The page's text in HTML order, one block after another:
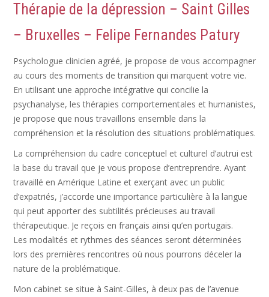
Thérapie de la dépression – Saint Gilles
– Bruxelles – Felipe Fernandes Patury
Psychologue clinicien agréé, je propose de vous accompagner
au cours des moments de transition qui marquent votre vie.
En utilisant une approche intégrative qui concilie la
psychanalyse, les thérapies comportementales et humanistes,
je propose que nous travaillons ensemble dans la
compréhension et la résolution des situations problématiques.
La compréhension du cadre conceptuel et culturel d’autrui est
la base du travail que je vous propose d’entreprendre. Ayant
travaillé en Amérique Latine et exerçant avec un public
d’expatriés, j’accorde une importance particulière à la langue
qui peut apporter des subtilités précieuses au travail
thérapeutique. Je reçois en français ainsi qu’en portugais.
Les modalités et rythmes des séances seront déterminées
lors des premières rencontres où nous pourrons déceler la
nature de la problématique.
Mon cabinet se situe à Saint-Gilles, à deux pas de l’avenue